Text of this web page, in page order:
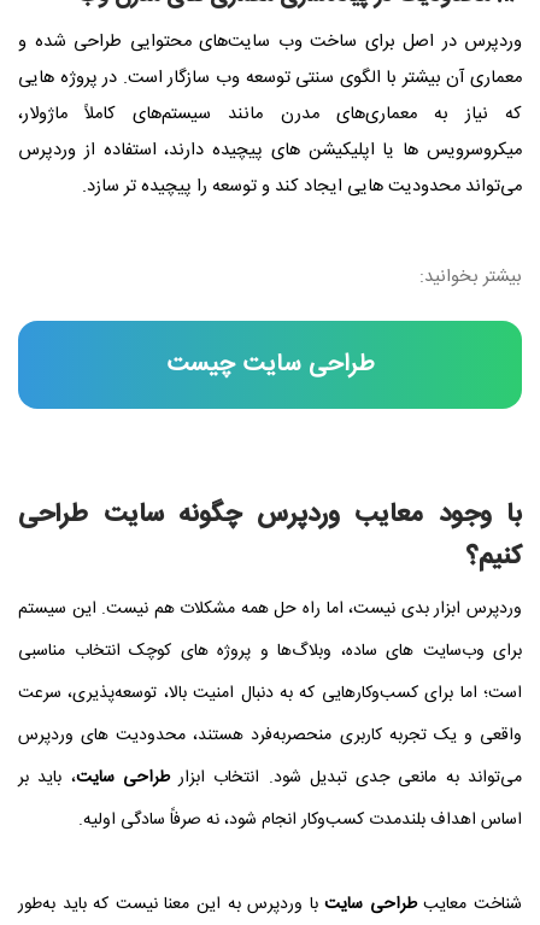
وردپرس در اصل برای ساخت وب‌ سایت‌های محتوایی طراحی شده و
معماری آن بیشتر با الگوی سنتی توسعه وب سازگار است. در پروژه‌ هایی
که نیاز به معماری‌های مدرن مانند سیستم‌های کاملاً ماژولار،
میکروسرویس‌ ها یا اپلیکیشن‌ های پیچیده دارند، استفاده از وردپرس
می‌تواند محدودیت‌ هایی ایجاد کند و توسعه را پیچیده‌ تر سازد.
بیشتر بخوانید:
طراحی سایت چیست
با وجود معایب وردپرس چگونه سایت طراحی
کنیم؟
وردپرس ابزار بدی نیست، اما راه‌ حل همه مشکلات هم نیست. این سیستم
برای وب‌سایت‌ های ساده، وبلاگ‌ها و پروژه‌ های کوچک انتخاب مناسبی
است؛ اما برای کسب‌وکارهایی که به دنبال امنیت بالا، توسعه‌پذیری، سرعت
واقعی و یک تجربه کاربری منحصربه‌فرد هستند، محدودیت‌ های وردپرس
می‌تواند به مانعی جدی تبدیل شود. انتخاب ابزارطراحی سایت، باید بر
اساس اهداف بلندمدت کسب‌وکار انجام شود، نه صرفاً سادگی اولیه.
شناخت معایبطراحی سایتبا وردپرس به این معنا نیست که باید به‌طور